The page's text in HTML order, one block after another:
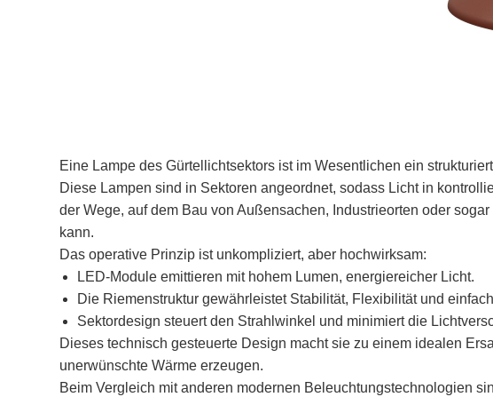
Eine Lampe des Gürtellichtsektors ist im Wesentlichen ein
Diese Lampen sind in Sektoren angeordnet, sodass Licht in
der Wege, auf dem Bau von Außensachen, Industrieorten oder
kann.
Das operative Prinzip ist unkompliziert, aber hochwirksam:
LED-Module emittieren mit hohem Lumen, energiereicher Licht.
Die Riemenstruktur gewährleistet Stabilität, Flexibilität und
Sektordesign steuert den Strahlwinkel und minimiert die
Dieses technisch gesteuerte Design macht sie zu einem idealen
unerwünschte Wärme erzeugen.
Beim Vergleich mit anderen modernen Beleuchtungstechnologien